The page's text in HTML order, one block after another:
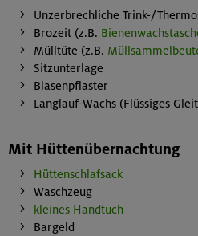
Unzerbrechliche Trink-/
Brozeit (z.B.
Mülltüte (z.B.
Sitzunterlage
Blasenpflaster
Langlauf-Wachs (Flüssiges
Mit Hüttenübernachtung
Hüttenschlafsack
Waschzeug
kleines Handtuch
Bargeld